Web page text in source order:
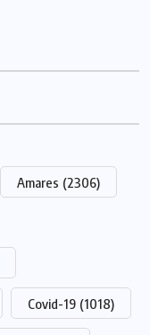
Amares (2306)
Covid-19 (1018)